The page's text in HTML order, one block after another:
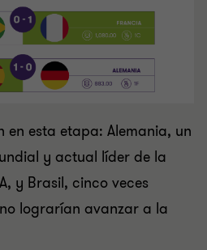
en esta etapa: Alemania, un
y actual líder de la
y Brasil, cinco veces
lograrían avanzar a la